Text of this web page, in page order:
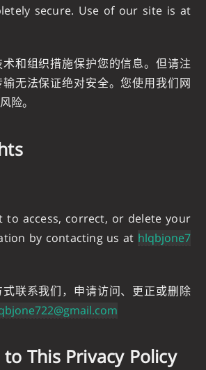
secure. Use of our site is at
和组织措施保护您的信息。但请注
无法保证绝对安全。您使用我们网
险。
to access, correct, or delete your
by contacting us at hlqbjone7
联系我们，申请访问、更正或删除
to This Privacy Policy